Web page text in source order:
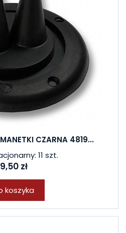
CZARNA 4819...
11 szt.
9,50 zł
koszyka